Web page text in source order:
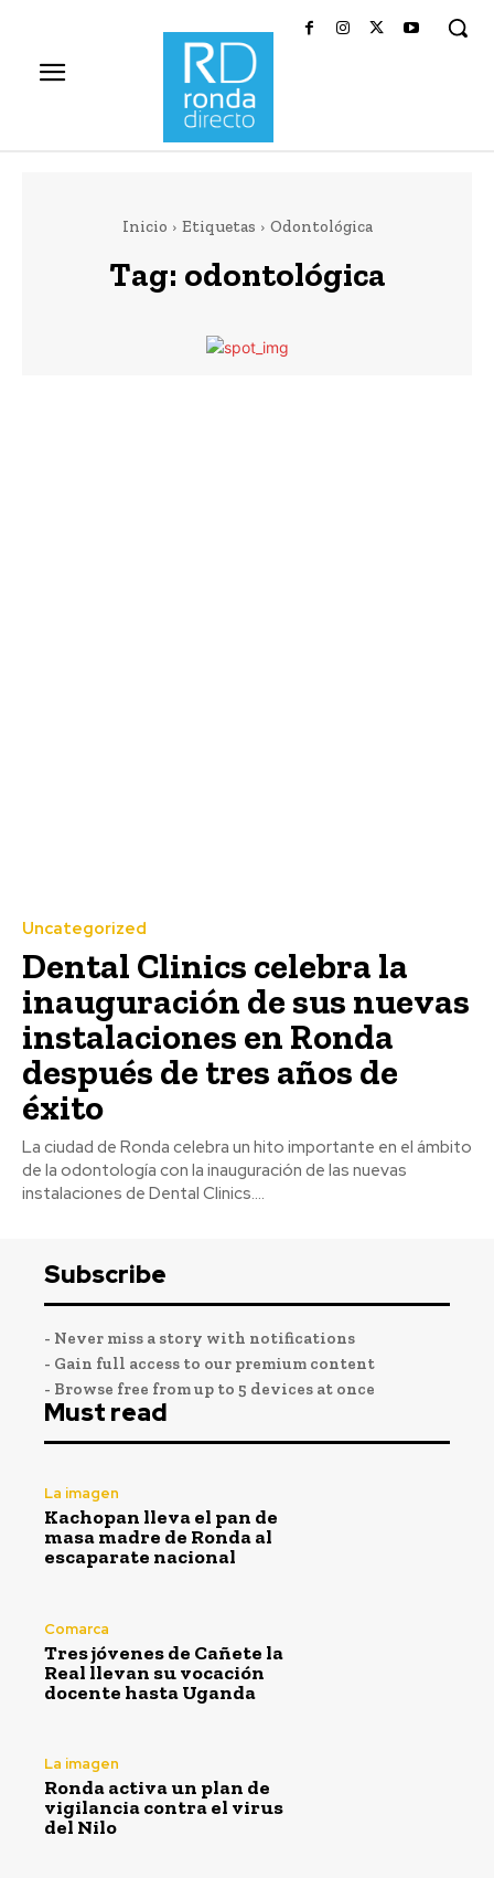
Inicio Etiquetas Odontológica
Tag: odontológica
Uncategorized
Dental Clinics celebra la
inauguración de sus nuevas
instalaciones en Ronda
después de tres años de
éxito
La ciudad de Ronda celebra un hito importante en el ámbito
de la odontología con la inauguración de las nuevas
instalaciones de Dental Clinics....
Subscribe
- Never miss a story with notifications
- Gain full access to our premium content
- Browse free from up to 5 devices at once
Must read
La imagen
Kachopan lleva el pan de
masa madre de Ronda al
escaparate nacional
Comarca
Tres jóvenes de Cañete la
Real llevan su vocación
docente hasta Uganda
La imagen
Ronda activa un plan de
vigilancia contra el virus
del Nilo